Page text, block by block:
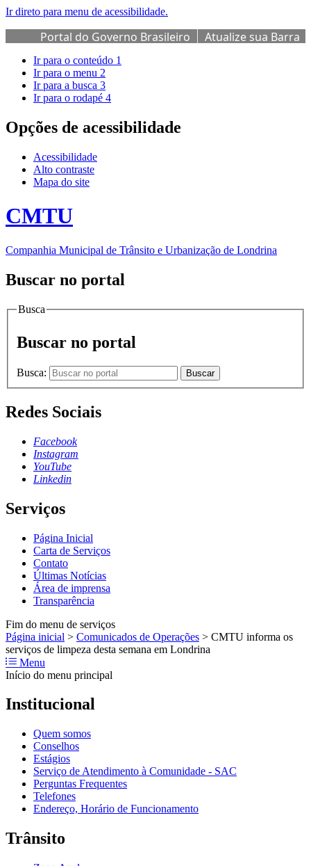
Ir direto para menu de acessibilidade.
Portal do Governo Brasileiro
Atualize sua Barra
de Governo
Ir para o conteúdo 1
Ir para o menu 2
Ir para a busca 3
Ir para o rodapé 4
Opções de acessibilidade
Acessibilidade
Alto contraste
Mapa do site
CMTU
Companhia Municipal de Trânsito e Urbanização de Londrina
Buscar no portal
Busca
Buscar no portal
Busca: Buscar
Redes Sociais
Facebook
Instagram
YouTube
Linkedin
Serviços
Página Inicial
Carta de Serviços
Contato
Últimas Notícias
Área de imprensa
Transparência
Fim do menu de serviços
Página inicial > Comunicados de Operações > CMTU informa os
serviços de limpeza desta semana em Londrina
Menu
Início do menu principal
Institucional
Quem somos
Conselhos
Estágios
Serviço de Atendimento à Comunidade - SAC
Perguntas Frequentes
Telefones
Endereço, Horário de Funcionamento
Trânsito